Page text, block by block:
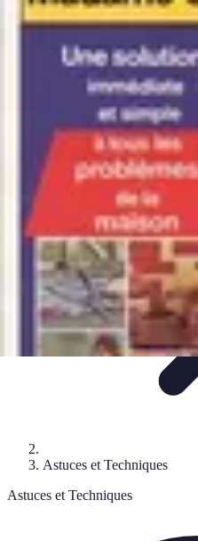
Astuces Rubik Cube
Astuces et Techniques
techniquesRésolution Techniques
Astuces Rubik Cube
Astuces et Techniques
Astuces et Techniques